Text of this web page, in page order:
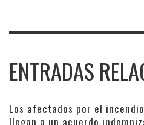
ENTRADAS
Los afectados por el
llegan a un acuerdo